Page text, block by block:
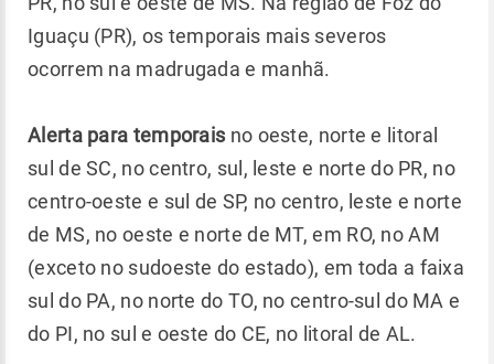
Iguaçu (PR), os temporais mais severos
ocorrem na madrugada e manhã.
Alerta para temporais no oeste, norte e litoral
sul de SC, no centro, sul, leste e norte do PR, no
centro-oeste e sul de SP, no centro, leste e norte
de MS, no oeste e norte de MT, em RO, no AM
(exceto no sudoeste do estado), em toda a faixa
sul do PA, no norte do TO, no centro-sul do MA e
do PI, no sul e oeste do CE, no litoral de AL.